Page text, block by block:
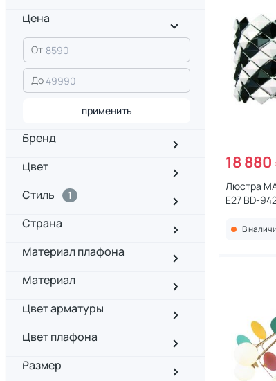
Цена
От
До
применить
Бренд
Цвет
Стиль
1
Страна
Материал плафона
Материал
Цвет арматуры
Цвет плафона
Размер
18
Люстра
E27 BD-
В